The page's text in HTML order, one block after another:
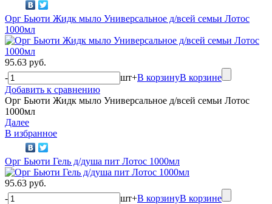
Орг Бьюти Жидк мыло Универсальное д/всей семьи Лотос
1000мл
95.63 руб.
-
шт+В корзинуВ корзине
Добавить к сравнению
Орг Бьюти Жидк мыло Универсальное д/всей семьи Лотос
1000мл
Далее
В избранное
Орг Бьюти Гель д/душа пит Лотос 1000мл
95.63 руб.
-
шт+В корзинуВ корзине